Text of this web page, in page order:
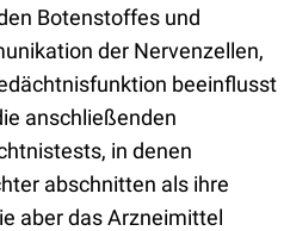
Botenstoffes und
der Nervenzellen,
beeinflusst
anschließenden
in denen
abschnitten als ihre
aber das Arzneimittel